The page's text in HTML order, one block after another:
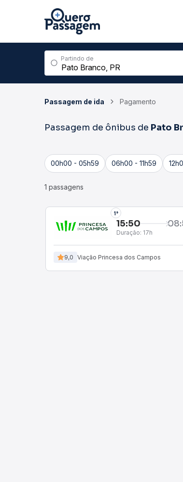
Partindo de
Passagem de ida Pagamento
Passagem de ônibus de Pato
00h00 - 05h59 06h00 - 11h59
1 passagens
1°
15:50
Duração: 17h
9,0 Viação Princesa dos Campos